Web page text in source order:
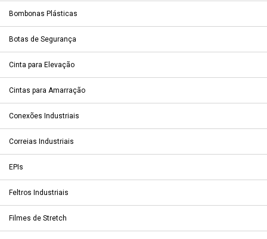
Bombonas Plásticas
Botas de Segurança
Cinta para Elevação
Cintas para Amarração
Conexões Industriais
Correias Industriais
EPIs
Feltros Industriais
Filmes de Stretch